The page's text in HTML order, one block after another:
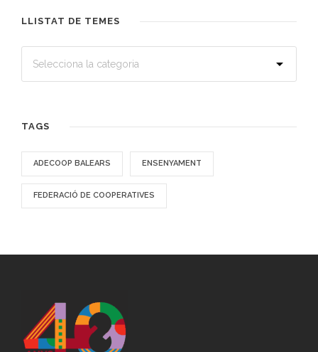
LLISTAT DE TEMES
TAGS
ADECOOP BALEARS ENSENYAMENT
FEDERACIÓ DE COOPERATIVES